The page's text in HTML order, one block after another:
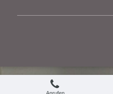
Sitemap
© BAWÜ-Faciity 2013